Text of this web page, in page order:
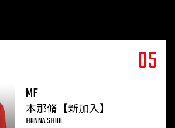
05
MF
本那脩【新加入】
HONNA SHUU